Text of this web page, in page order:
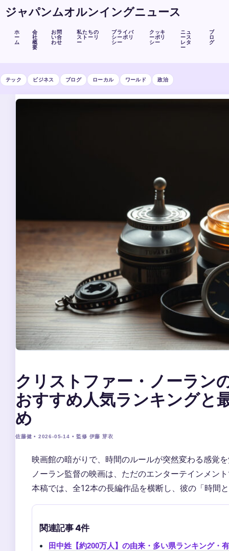
ジャパンムオルンイングニュース
ホ
ー
ム
会
社
概
要
お問
い合
わせ
私たちの
ストーリ
ー
プライバ
シーポリ
シー
クッキ
ーポリ
シー
ニュ
ース
レタ
ー
ブ
ロ
グ
テック ビジネス ブログ ローカル ワールド 政治
クリストファー・ノーラン
おすすめ人気ランキングと
め
佐藤健 • 2026-05-14 • 監修 伊藤 芽衣
映画館の暗がりで、時間のルールが突然変わる感覚
ノーラン監督の映画は、ただのエンターテインメン
本稿では、全12本の長編作品を横断し、彼の「時間
関連記事 4件
田中姓【約200万人】の由来・多い県ランキング・